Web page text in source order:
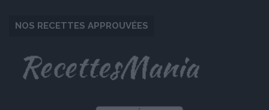
NOS RECETTES APPROUVÉES